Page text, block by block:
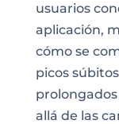
usuarios
aplicación,
cómo se
picos
allá de las